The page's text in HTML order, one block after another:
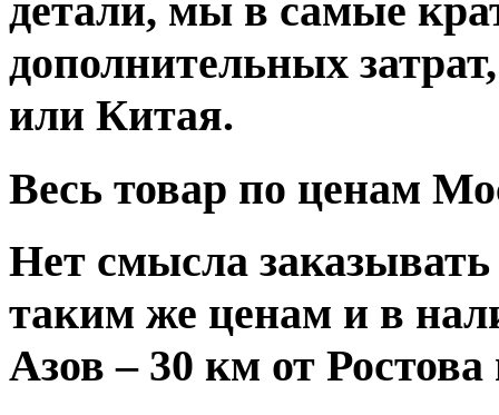
детали, мы в самые
дополнительных
или Китая.
Весь товар по ценам
Нет смысла
таким же ценам и в
Азов – 30 км от